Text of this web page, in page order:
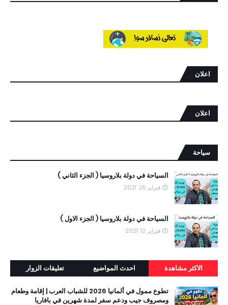
اعلان
اعلان
سياحة
السياحة في دولة بلاروسيا ( الجزء الثاني )
فبراير 25, 2021
السياحة في دولة بلاروسيا ( الجزء الاول )
فبراير 12, 2021
الاكثر مشاهدة احدث المواضيع تعليقات الزوار
تطوع ممول في ألمانيا 2026 للشباب العرب | إقامة وطعام
ومصروف جيب ودعم سفر لمدة شهرين في بافاريا